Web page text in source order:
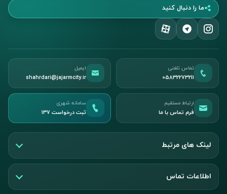
ما را دنبال کنید
تماس تلفنی
05832273211
ایمیل
shahrdari@jajarmcity.ir
ارتباط مستقیم
فرم تماس با ما
سامانه شهری
ثبت درخواست ۱۳۷
لینک های مرتبط
اطلاعات تماس